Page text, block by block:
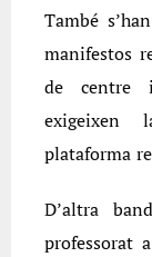
També
manifestos
de centre i
exigeixen
plataforma
D’altra
professorat